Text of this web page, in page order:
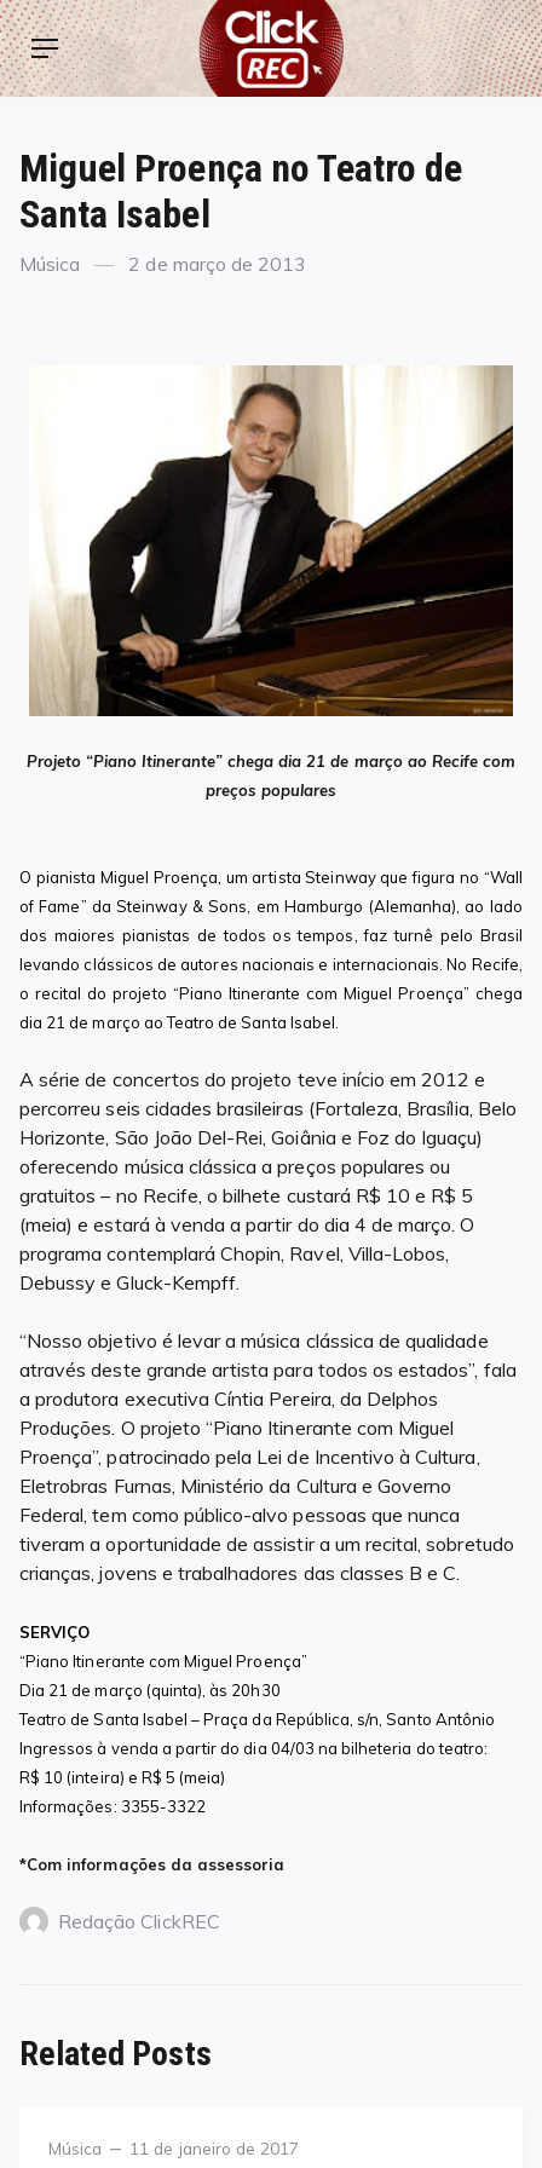
Skip
to
content
ClickREC
Menu
Miguel Proença no Teatro de
Santa Isabel
Categories
Música
Posted
2 de março de 2013
Projeto “Piano Itinerante” chega dia 21 de março ao Recife com
preços populares
O pianista Miguel Proença, um artista Steinway que figura no “Wall
of Fame” da Steinway & Sons, em Hamburgo (Alemanha), ao lado
dos maiores pianistas de todos os tempos, faz turnê pelo Brasil
levando clássicos de autores nacionais e internacionais. No Recife,
o recital do projeto “Piano Itinerante com Miguel Proença” chega
dia 21 de março ao Teatro de Santa Isabel.
A série de concertos do projeto teve início em 2012 e
percorreu seis cidades brasileiras (Fortaleza, Brasília, Belo
Horizonte, São João Del-Rei, Goiânia e Foz do Iguaçu)
oferecendo música clássica a preços populares ou
gratuitos – no Recife, o bilhete custará R$ 10 e R$ 5
(meia) e estará à venda a partir do dia 4 de março. O
programa contemplará Chopin, Ravel, Villa-Lobos,
Debussy e Gluck-Kempff.
“Nosso objetivo é levar a música clássica de qualidade
através deste grande artista para todos os estados”, fala
a produtora executiva Cíntia Pereira, da Delphos
Produções. O projeto “Piano Itinerante com Miguel
Proença”, patrocinado pela Lei de Incentivo à Cultura,
Eletrobras Furnas, Ministério da Cultura e Governo
Federal, tem como público-alvo pessoas que nunca
tiveram a oportunidade de assistir a um recital, sobretudo
crianças, jovens e trabalhadores das classes B e C.
SERVIÇO
“Piano Itinerante com Miguel Proença”
Dia 21 de março (quinta), às 20h30
Teatro de Santa Isabel – Praça da República, s/n, Santo Antônio
Ingressos à venda a partir do dia 04/03 na bilheteria do teatro:
R$ 10 (inteira) e R$ 5 (meia)
Informações: 3355-3322
*Com informações da assessoria
Redação ClickREC
Related Posts
Category
Música
Posted
11 de janeiro de 2017